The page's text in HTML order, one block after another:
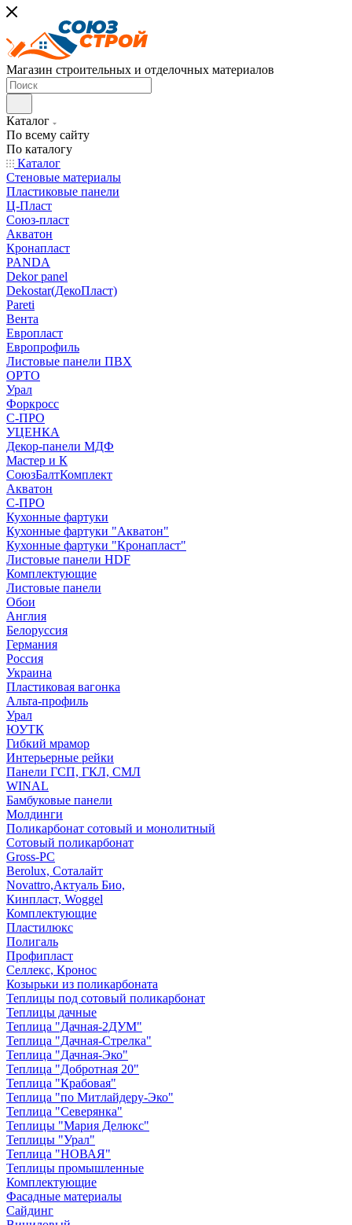
Магазин строительных и отделочных материалов
Каталог
По всему сайту
По каталогу
Каталог
Стеновые материалы
Пластиковые панели
Ц-Пласт
Союз-пласт
Акватон
Кронапласт
PANDA
Dekor panel
Dekostar(ДекоПласт)
Pareti
Вента
Европласт
Европрофиль
Листовые панели ПВХ
ОРТО
Урал
Форкросс
С-ПРО
УЦЕНКА
Декор-панели МДФ
Мастер и К
СоюзБалтКомплект
Акватон
С-ПРО
Кухонные фартуки
Кухонные фартуки "Акватон"
Кухонные фартуки "Кронапласт"
Листовые панели HDF
Комплектующие
Листовые панели
Обои
Англия
Белоруссия
Германия
Россия
Украина
Пластиковая вагонка
Альта-профиль
Урал
ЮУТК
Гибкий мрамор
Интерьерные рейки
Панели ГСП, ГКЛ, СМЛ
WINAL
Бамбуковые панели
Молдинги
Поликарбонат сотовый и монолитный
Сотовый поликарбонат
Gross-PC
Berolux, Соталайт
Novattro,Актуаль Био,
Кинпласт, Woggel
Комплектующие
Пластилюкс
Полигаль
Профипласт
Селлекс, Кронос
Козырьки из поликарбоната
Теплицы под сотовый поликарбонат
Теплицы дачные
Теплица "Дачная-2ДУМ"
Теплица "Дачная-Стрелка"
Теплица "Дачная-Эко"
Теплица "Добротная 20"
Теплица "Крабовая"
Теплица "по Митлайдеру-Эко"
Теплица "Северянка"
Теплицы "Мария Делюкс"
Теплицы "Урал"
Теплица "НОВАЯ"
Теплицы промышленные
Комплектующие
Фасадные материалы
Сайдинг